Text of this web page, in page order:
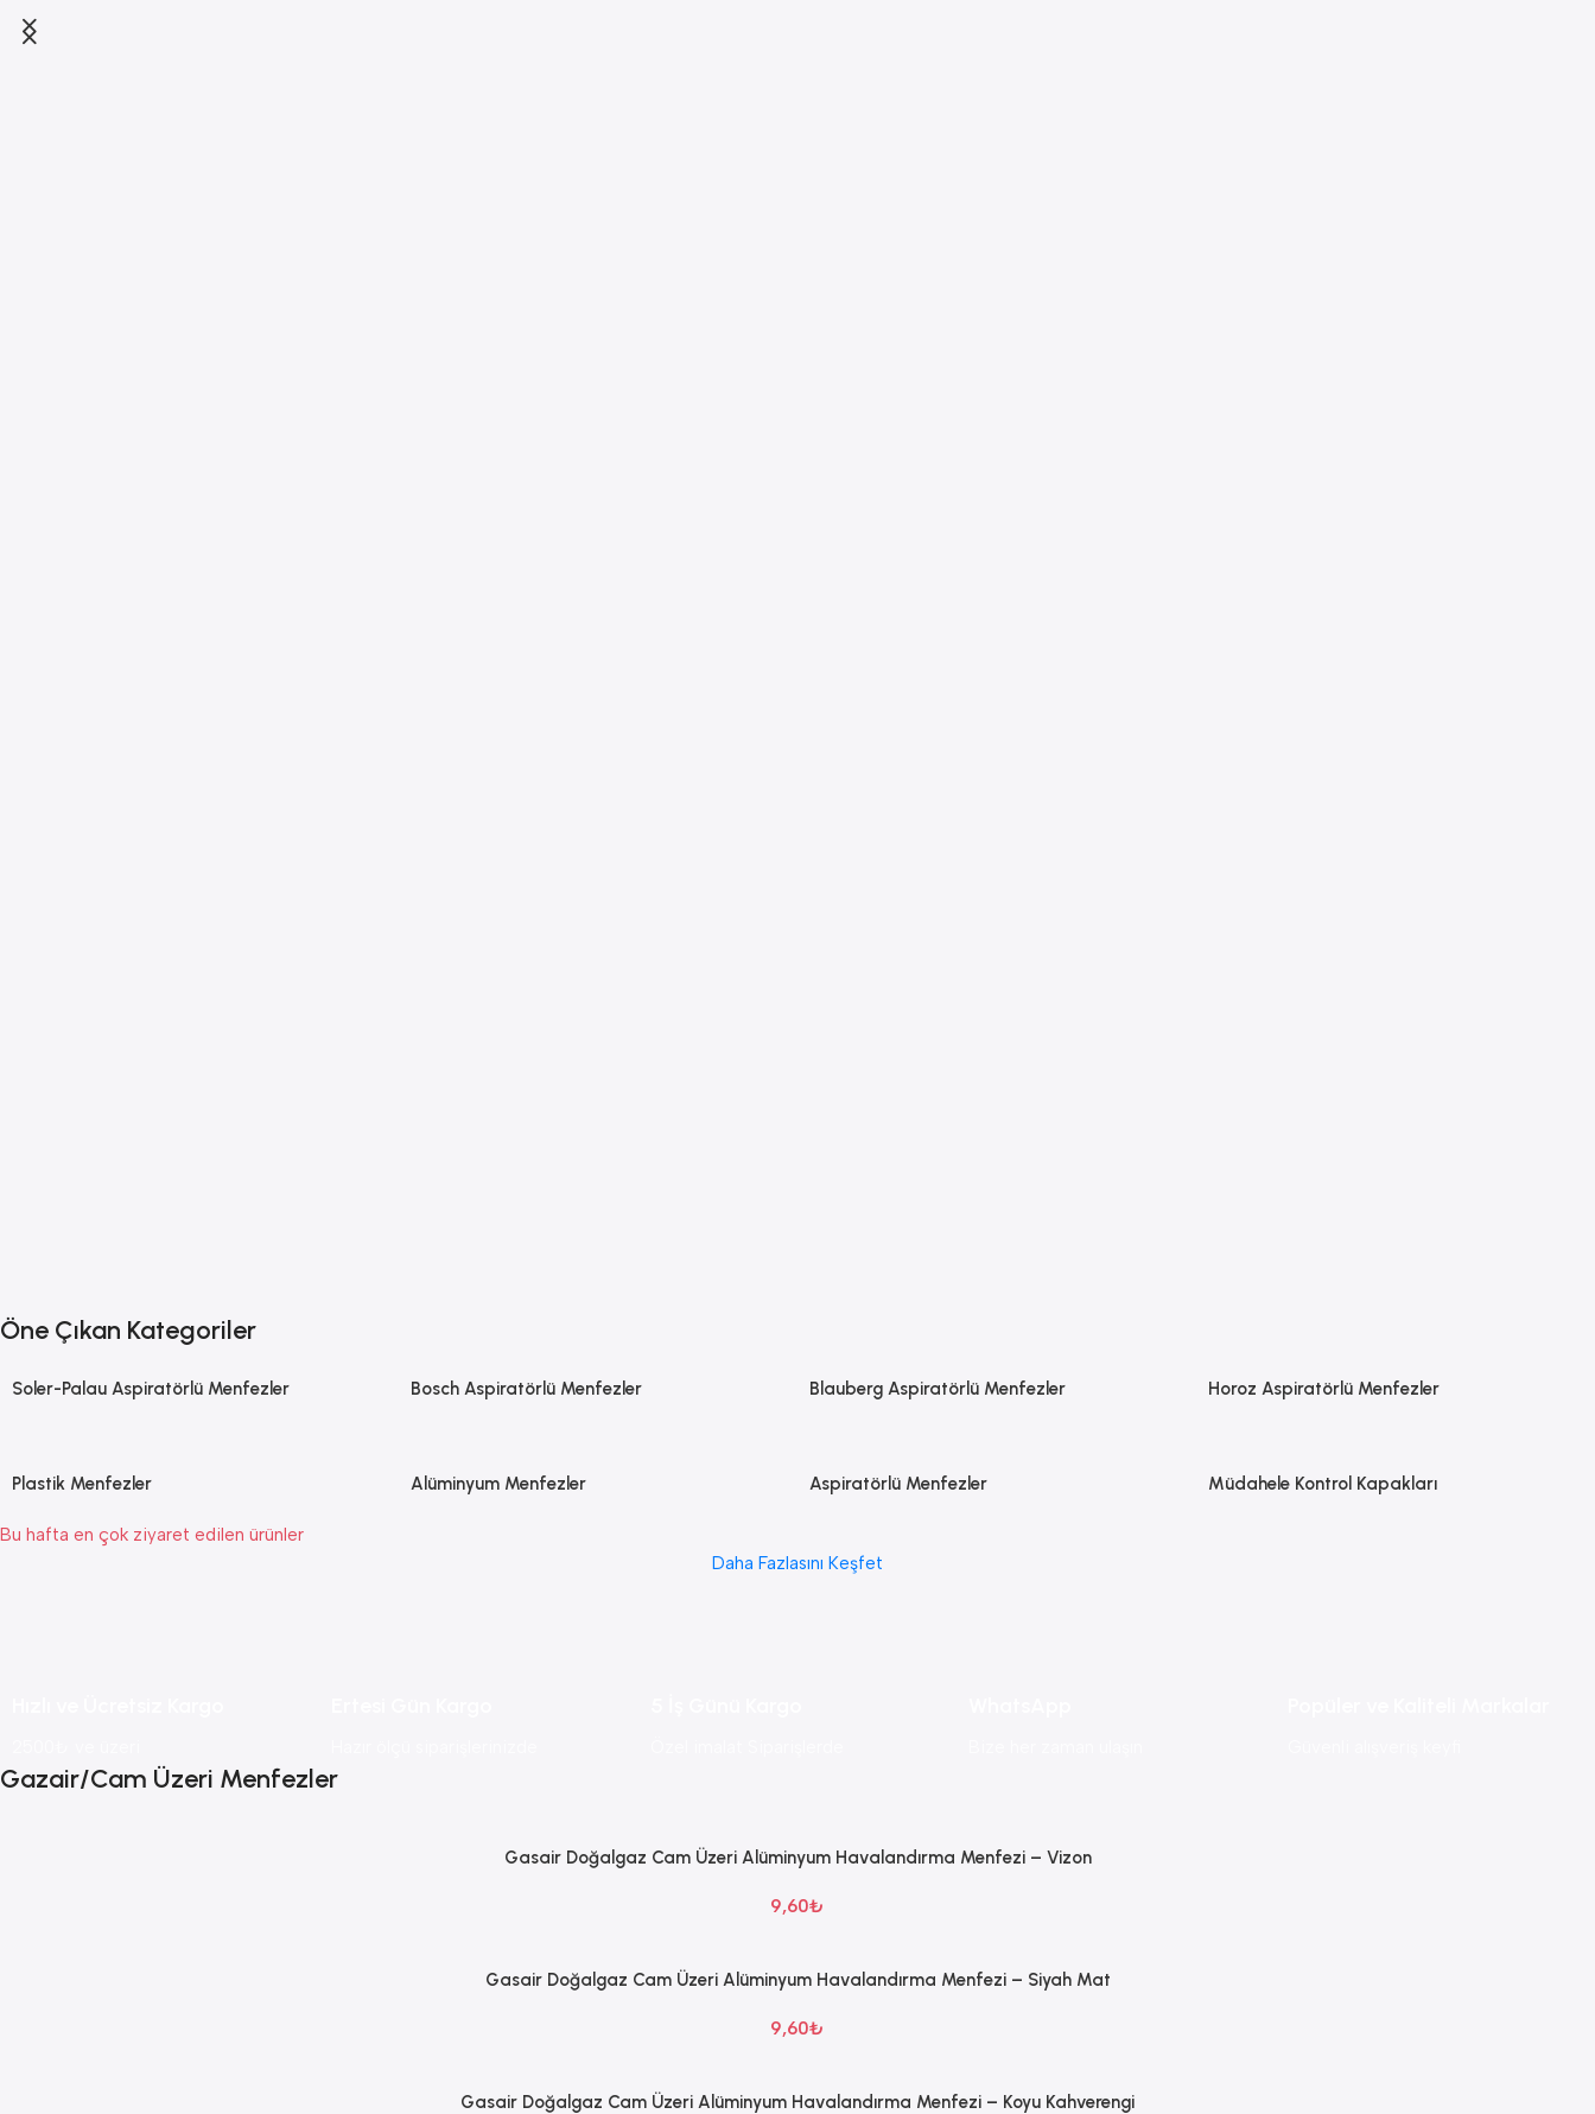
Yapay Zekâ Destekli
Ortamı Analiz Eder.
Öne Çıkan Kategoriler
Soler-Palau Aspiratörlü Menfezler Bosch Aspiratörlü Menfezler Blauberg Aspiratörlü Menfezler Horoz Aspiratörlü Menfezler
Plastik Menfezler Alüminyum Menfezler Aspiratörlü Menfezler Müdahele Kontrol Kapakları
Bu hafta en çok ziyaret edilen ürünler
Daha Fazlasını Keşfet
Gazair/Cam Üzeri Menfezler
Gasair Doğalgaz Cam Üzeri Alüminyum Havalandırma Menfezi – Vizon
9,60₺
Gasair Doğalgaz Cam Üzeri Alüminyum Havalandırma Menfezi – Siyah Mat
9,60₺
Gasair Doğalgaz Cam Üzeri Alüminyum Havalandırma Menfezi – Koyu Kahverengi